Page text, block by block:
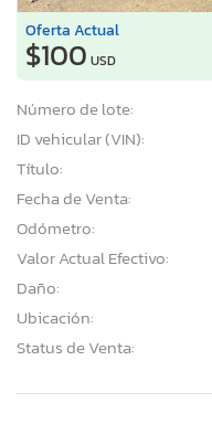
Oferta Actual
$100 USD
Número de lote:
ID vehicular (VIN):
Título:
Fecha de Venta:
Odómetro:
Valor Actual Efectivo:
Daño:
Ubicación:
Status de Venta: